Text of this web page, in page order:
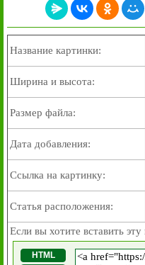
Название картинки:
Ширина и высота:
Размер файла:
Дата добавления:
Ссылка на картинку:
Статья расположения:
Если вы хотите вставить
HTML